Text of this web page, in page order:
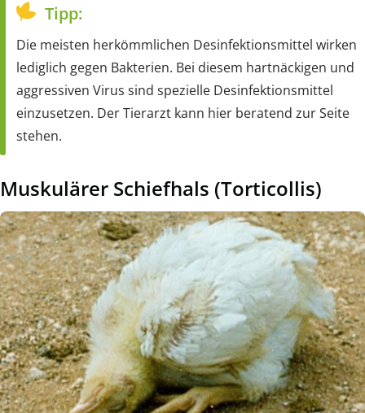
Tipp:
Die meisten herkömmlichen Desinfektionsmittel wirken
lediglich gegen Bakterien. Bei diesem hartnäckigen und
aggressiven Virus sind spezielle Desinfektionsmittel
einzusetzen. Der Tierarzt kann hier beratend zur Seite
stehen.
Muskulärer Schiefhals (Torticollis)